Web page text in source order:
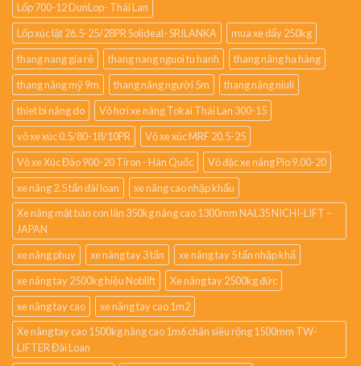
Lốp 700-12 DunLop- Thái Lan
Lốp xúc lật 26.5-25/28PR Solideal- SRILANKA
mua xe đẩy 250kg
thang nang gia rẻ
thang nang nguoi tu hanh
thang nâng hạ hàng
thang nâng mỹ 9m
thang nâng người 5m
thang nâng niuli
thiet bi nâng do
Vỏ hơi xe nâng Tokai Thái Lan 300-15
vỏ xe xúc 0.5/80-18/10PR
Vỏ xe xúc MRF 20.5-25
Vỏ xe Xúc Đào 900-20 Tiron - Hàn Quốc
Vỏ đặc xe nâng Pio 9.00-20
xe nâng 2.5 tấn đài loan
xe nâng cao nhập khẩu
Xe nâng mặt bàn con lăn 350kg nâng cao 1300mm NAL35 NICHI-LIFT –
JAPAN
xe nâng phuy
xe nâng tay 3 tấn
xe nâng tay 5 tấn nhập khẩ
xe nâng tay 2500kg hiệu Noblift
Xe nâng tay 2500kg đức
xe nâng tay cao
xe nâng tay cao 1m2
Xe nâng tay cao 1500kg nâng cao 1m6 chân siêu rộng 1500mm TW-
LIFTER Đài Loan